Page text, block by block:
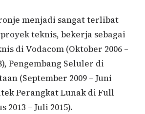
menjadi sangat terlibat
teknis, bekerja sebagai
di Vodacom (Oktober 2006 –
Pengembang Seluler di
(September 2009 – Juni
Perangkat Lunak di Full
2013 – Juli 2015).